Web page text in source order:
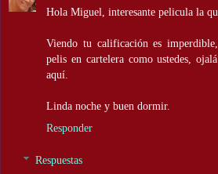
Hola Miguel, interesante pelicula la
Viendo tu calificación es
pelis en cartelera como ustedes,
aquí.
Linda noche y buen dormir.
Responder
Respuestas